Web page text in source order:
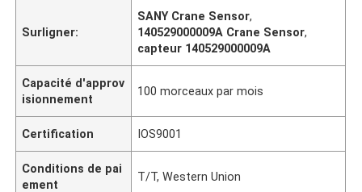
Surligner:
SANY Crane Sensor,
140529000009A Crane Sensor,
capteur 140529000009A
Capacité d'approv
isionnement
100 morceaux par mois
Certification IOS9001
Conditions de pai
ement
T/T, Western Union